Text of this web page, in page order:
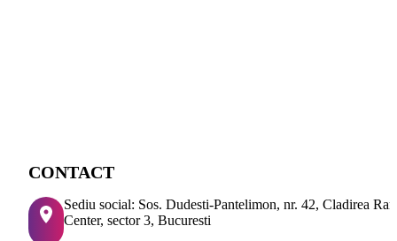
CONTACT
Sediu social: Sos. Dudesti-Pantelimon, nr. 42, Cladirea
Center, sector 3, Bucuresti